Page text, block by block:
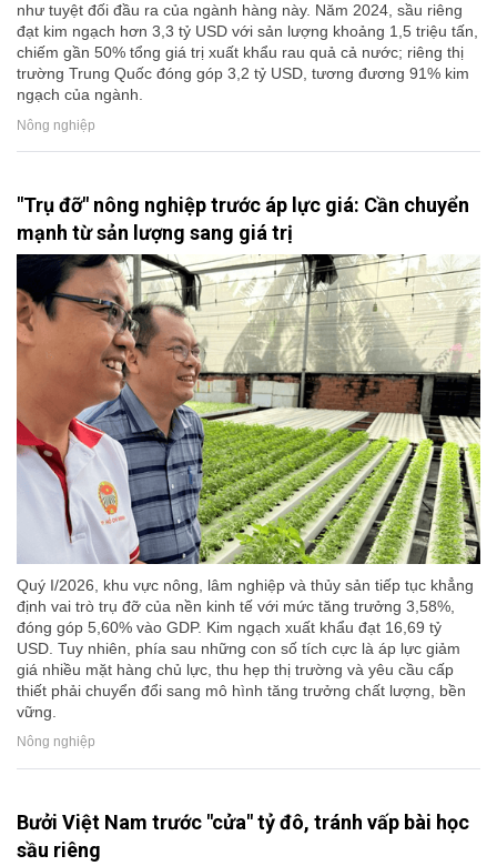
như tuyệt đối đầu ra của ngành hàng này. Năm 2024, sầu riêng
đạt kim ngạch hơn 3,3 tỷ USD với sản lượng khoảng 1,5 triệu tấn,
chiếm gần 50% tổng giá trị xuất khẩu rau quả cả nước; riêng thị
trường Trung Quốc đóng góp 3,2 tỷ USD, tương đương 91% kim
ngạch của ngành.
Nông nghiệp
"Trụ đỡ" nông nghiệp trước áp lực giá: Cần chuyển
mạnh từ sản lượng sang giá trị
Quý I/2026, khu vực nông, lâm nghiệp và thủy sản tiếp tục khẳng
định vai trò trụ đỡ của nền kinh tế với mức tăng trưởng 3,58%,
đóng góp 5,60% vào GDP. Kim ngạch xuất khẩu đạt 16,69 tỷ
USD. Tuy nhiên, phía sau những con số tích cực là áp lực giảm
giá nhiều mặt hàng chủ lực, thu hẹp thị trường và yêu cầu cấp
thiết phải chuyển đổi sang mô hình tăng trưởng chất lượng, bền
vững.
Nông nghiệp
Bưởi Việt Nam trước "cửa" tỷ đô, tránh vấp bài học
sầu riêng